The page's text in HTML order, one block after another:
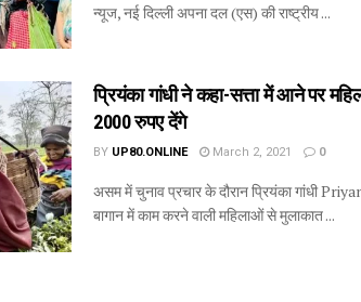
न्यूज, नई दिल्ली अपना दल (एस) की राष्ट्रीय ...
प्रियंका गांधी ने कहा-सत्ता में आने पर
2000 रुपए देंगे
BY UP80.ONLINE March 2, 2021 0
असम में चुनाव प्रचार के दौरान प्रियंका गांधी
बागान में काम करने वाली महिलाओं से मुलाकात ...